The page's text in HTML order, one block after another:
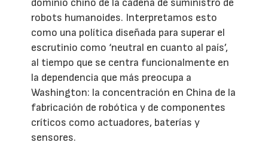
dominio chino de la cadena de suministro de
robots humanoides. Interpretamos esto
como una política diseñada para superar el
escrutinio como ‘neutral en cuanto al país’,
al tiempo que se centra funcionalmente en
la dependencia que más preocupa a
Washington: la concentración en China de la
fabricación de robótica y de componentes
críticos como actuadores, baterías y
sensores.